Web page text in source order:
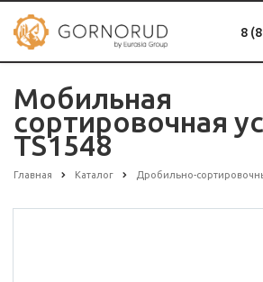
8
Мобильная
сортировочная
TS1548
Главная Каталог Дробильно-